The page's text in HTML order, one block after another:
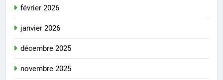
février 2026
janvier 2026
décembre 2025
novembre 2025